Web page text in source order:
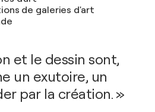
de galeries d'art
et le dessin sont,
un exutoire, un
par la création. »